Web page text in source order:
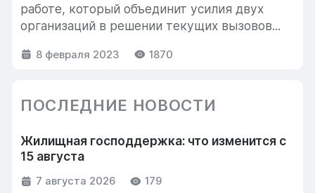
работе, который объединит усилия двух
организаций в решении текущих вызовов...
8 февраля 2023 1870
ПОСЛЕДНИЕ НОВОСТИ
Жилищная господдержка: что изменится с
15 августа
7 августа 2026 179